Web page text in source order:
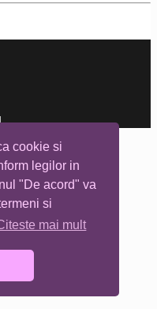
cookie si
legilor in
"De acord" va
si
mai mult